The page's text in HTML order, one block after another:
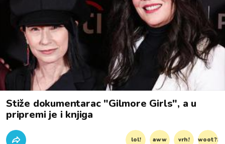
Stiže dokumentarac "Gilmore Girls", a u
pripremi je i knjiga
lol! aww vrh! woot?!